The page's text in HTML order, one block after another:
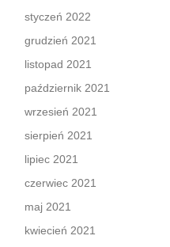
styczeń 2022
grudzień 2021
listopad 2021
październik 2021
wrzesień 2021
sierpień 2021
lipiec 2021
czerwiec 2021
maj 2021
kwiecień 2021